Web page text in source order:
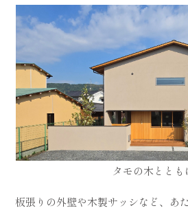
タモの木ととも
板張りの外壁や木製サッシなど、あ